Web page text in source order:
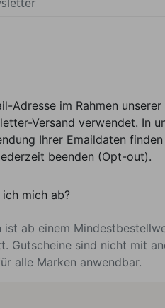
Adresse im Rahmen
Versand verwendet. In
Ihrer Emaildaten
beenden (Opt-out).
mich ab?
ab einem
Gutscheine sind nicht mit
alle Marken anwendbar.